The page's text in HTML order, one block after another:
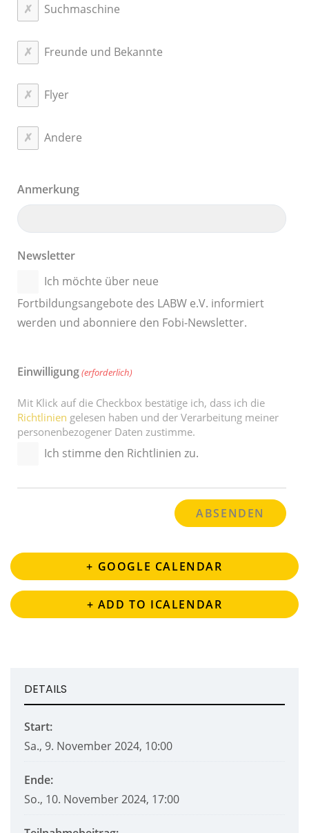
Suchmaschine
Freunde und Bekannte
Flyer
Andere
Anmerkung
Newsletter
Ich möchte über neue
Fortbildungsangebote des LABW e.V. informiert
werden und abonniere den Fobi-Newsletter.
Einwilligung(erforderlich)
Mit Klick auf die Checkbox bestätige ich, dass ich die
Richtlinien gelesen haben und der Verarbeitung meiner
personenbezogener Daten zustimme.
Ich stimme den Richtlinien zu.
+ GOOGLE CALENDAR
+ ADD TO ICALENDAR
DETAILS
Start:
Sa., 9. November 2024, 10:00
Ende:
So., 10. November 2024, 17:00